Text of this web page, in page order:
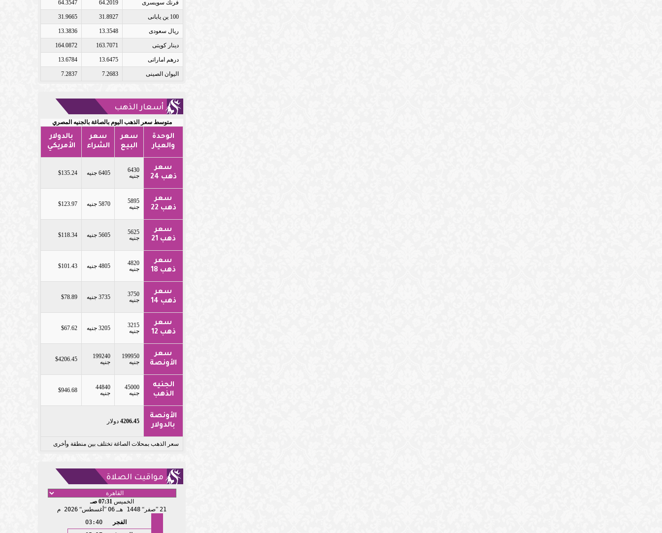
فرنك سويسرى 64.2019
64.3547
100 ين يابانى 31.8927
31.9665
ريال سعودى 13.3548
13.3836
دينار كويتى 163.7071
164.0872
درهم اماراتى 13.6475
13.6784
اليوان الصينى 7.2683
7.2837
أسعار الذهب
متوسط سعر الذهب اليوم بالصاغة بالجنيه المصري
الوحدة
والعيار
سعر
البيع
سعر
الشراء
بالدولار
الأمريكي
سعر
ذهب 24
6430
جنيه
6405 جنيه $135.24
سعر
ذهب 22
5895
جنيه
5870 جنيه $123.97
سعر
ذهب 21
5625
جنيه
5605 جنيه $118.34
سعر
ذهب 18
4820
جنيه
4805 جنيه $101.43
سعر
ذهب 14
3750
جنيه
3735 جنيه $78.89
سعر
ذهب 12
3215
جنيه
3205 جنيه $67.62
سعر
الأونصة
199950
جنيه
199240
جنيه
$4206.45
الجنيه
الذهب
45000
جنيه
44840
جنيه
$946.68
الأونصة
بالدولار
4206.45 دولار
سعر الذهب بمحلات الصاغة تختلف بين منطقة وأخرى
مواقيت الصلاة
الخميس07:31 صـ
21 صفر 1448 هـ 06 أغسطس 2026 م
الفجر
03:40